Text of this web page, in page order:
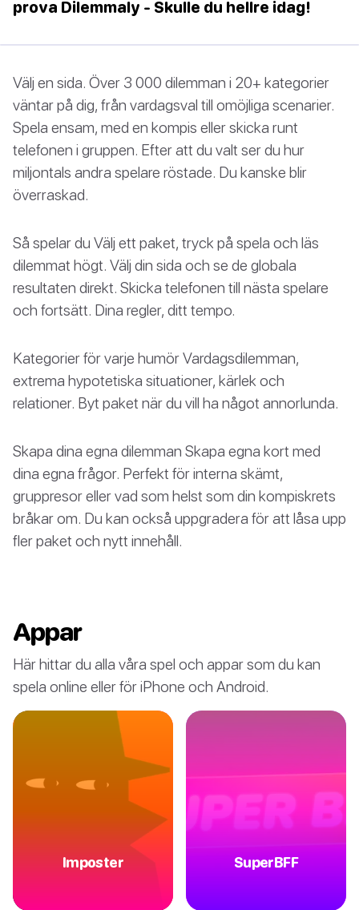
prova Dilemmaly - Skulle du hellre idag!
Välj en sida. Över 3 000 dilemman i 20+ kategorier
väntar på dig, från vardagsval till omöjliga scenarier.
Spela ensam, med en kompis eller skicka runt
telefonen i gruppen. Efter att du valt ser du hur
miljontals andra spelare röstade. Du kanske blir
överraskad.
Så spelar du Välj ett paket, tryck på spela och läs
dilemmat högt. Välj din sida och se de globala
resultaten direkt. Skicka telefonen till nästa spelare
och fortsätt. Dina regler, ditt tempo.
Kategorier för varje humör Vardagsdilemman,
extrema hypotetiska situationer, kärlek och
relationer. Byt paket när du vill ha något annorlunda.
Skapa dina egna dilemman Skapa egna kort med
dina egna frågor. Perfekt för interna skämt,
gruppresor eller vad som helst som din kompiskrets
bråkar om. Du kan också uppgradera för att låsa upp
fler paket och nytt innehåll.
Appar
Här hittar du alla våra spel och appar som du kan
spela online eller för iPhone och Android.
Imposter SuperBFF